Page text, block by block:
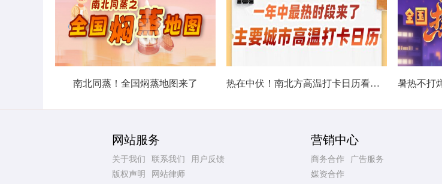
南北同蒸！全国焖蒸地图来了 热在中伏！南北方高温打卡日历看哪里热力持久
网站服务
关于我们 联系我们
用户反馈
版权声明
网站律师
营销中心
商务合作
广告服务
媒资合作